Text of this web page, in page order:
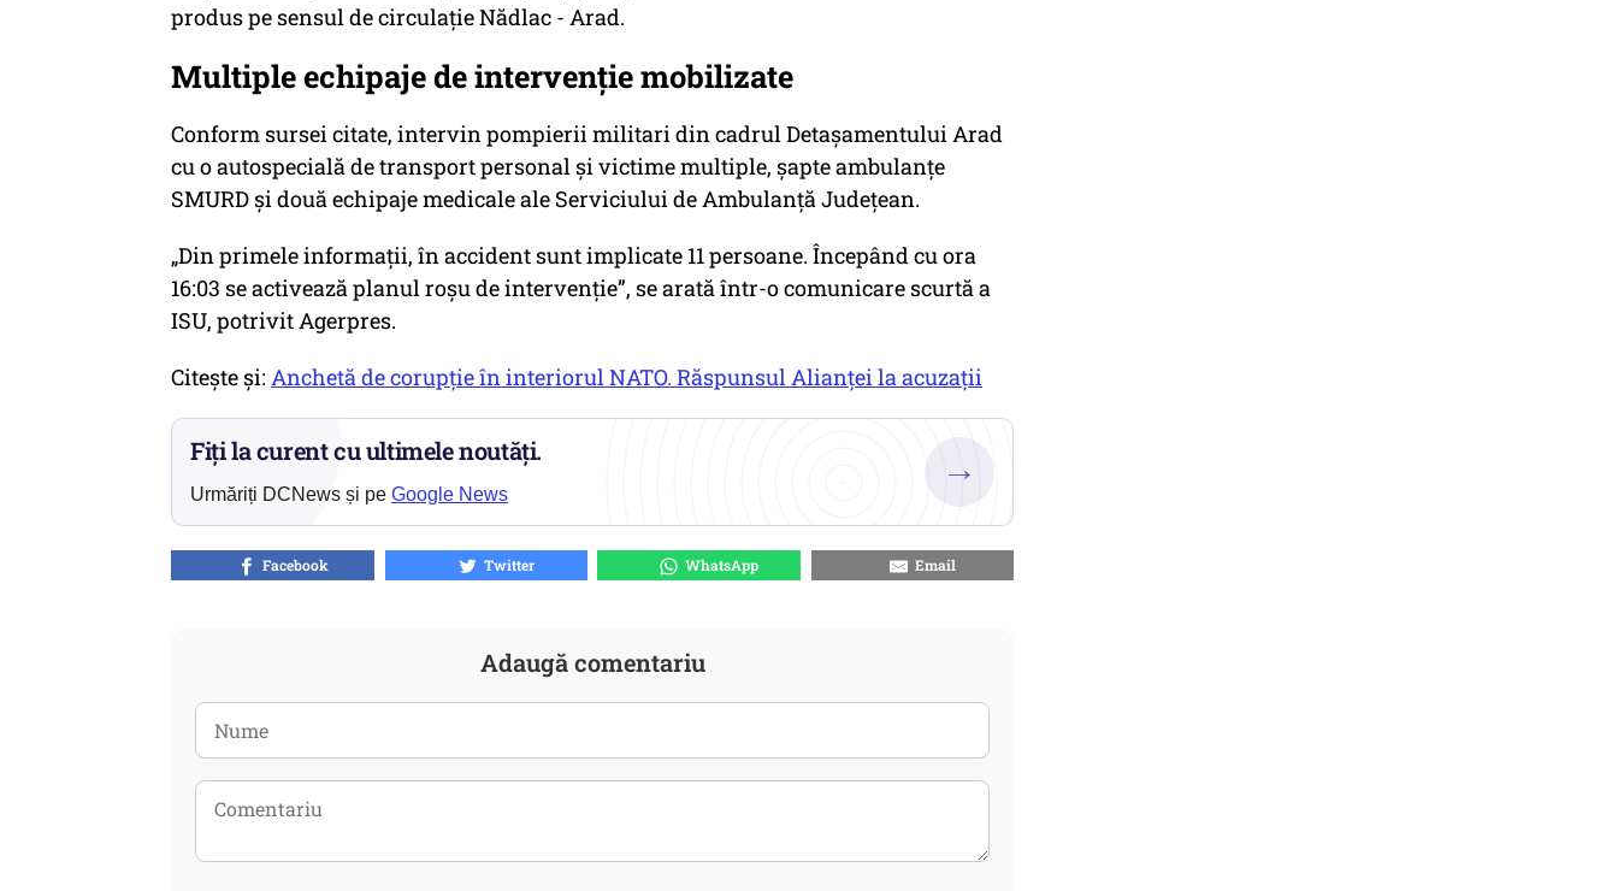
produs pe sensul de circulație Nădlac - Arad.
Multiple echipaje de intervenție mobilizate
Conform sursei citate, intervin pompierii militari din cadrul Detașamentului Arad
cu o autospecială de transport personal și victime multiple, șapte ambulanțe
SMURD și două echipaje medicale ale Serviciului de Ambulanță Județean.
„Din primele informații, în accident sunt implicate 11 persoane. Începând cu ora
16:03 se activează planul roșu de intervenție”, se arată într-o comunicare scurtă a
ISU, potrivit Agerpres.
Citește și: Anchetă de corupție în interiorul NATO. Răspunsul Alianței la acuzații
Fiți la curent cu ultimele noutăți.
Urmăriți DCNews și pe Google News
→
Facebook Twitter WhatsApp Email
Adaugă comentariu